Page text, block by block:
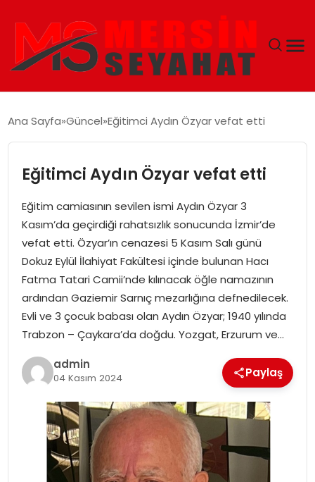
EKONOMI
EĞITIM
TEKNOLOJI
GÜNCEL
Ana Sayfa Güncel Eğitimci Aydın Özyar vefat etti
Eğitimci Aydın Özyar vefat etti
Eğitim camiasının sevilen ismi Aydın Özyar 3
Kasım’da geçirdiği rahatsızlık sonucunda İzmir’de
vefat etti. Özyar’ın cenazesi 5 Kasım Salı günü
Dokuz Eylül İlahiyat Fakültesi içinde bulunan Hacı
Fatma Tatari Camii’nde kılınacak öğle namazının
ardından Gaziemir Sarnıç mezarlığına defnedilecek.
Evli ve 3 çocuk babası olan Aydın Özyar; 1940 yılında
Trabzon – Çaykara’da doğdu. Yozgat, Erzurum ve…
admin
04 Kasım 2024 Paylaş